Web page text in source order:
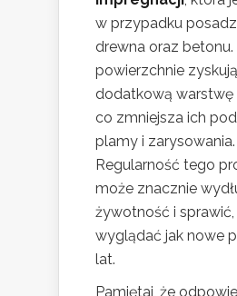
w przypadku
drewna oraz betonu.
powierzchnie zyskują
dodatkową warstwę
co zmniejsza ich
plamy i zarysowania.
Regularność tego
może znacznie
żywotność i sprawić,
wyglądać jak nowe
lat.
Pamiętaj, że